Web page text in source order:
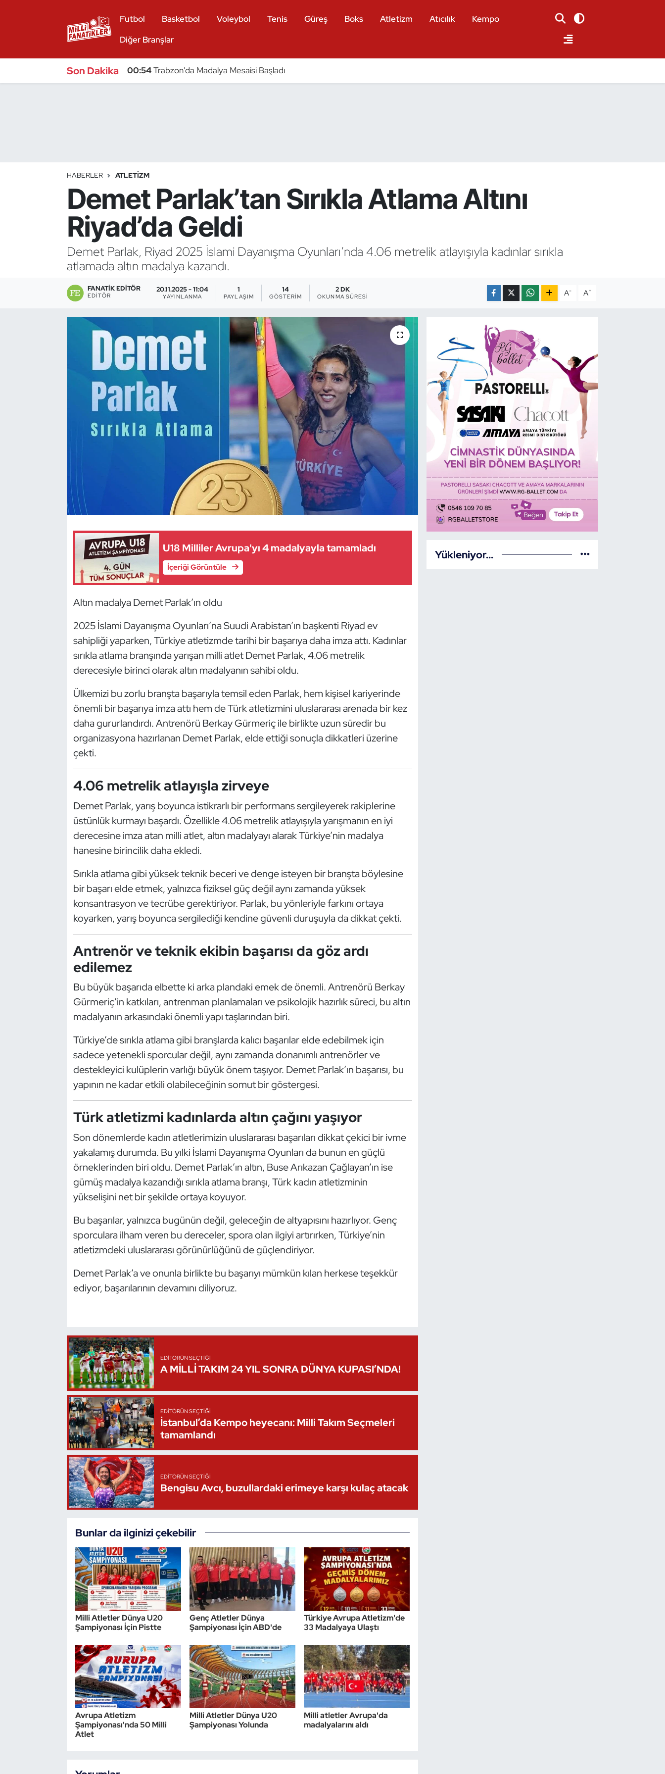
Futbol Basketbol Voleybol Tenis Güreş Boks Atletizm Atıcılık
Kempo
Diğer Branşlar
Son Dakika 00:54Trabzon'da Madalya Mesaisi Başladı
HABERLER ATLETIZM
Demet Parlak’tan Sırıkla Atlama Altını
Riyad’da Geldi
Demet Parlak, Riyad 2025 İslami Dayanışma Oyunları’nda 4.06 metrelik atlayışıyla kadınlar sırıkla
atlamada altın madalya kazandı.
FANATIK EDITÖR
EDITÖR
20.11.2025 - 11:04
YAYINLANMA
1
PAYLAŞIM
14
GÖSTERIM
2 DK
OKUNMA SÜRESI A- A+
U18 Milliler Avrupa'yı 4 madalyayla tamamladı
İçeriği Görüntüle
Altın madalya Demet Parlak’ın oldu
2025 İslami Dayanışma Oyunları’na Suudi Arabistan’ın başkenti Riyad ev
sahipliği yaparken, Türkiye atletizmde tarihi bir başarıya daha imza attı. Kadınlar
sırıkla atlama branşında yarışan milli atlet Demet Parlak, 4.06 metrelik
derecesiyle birinci olarak altın madalyanın sahibi oldu.
Ülkemizi bu zorlu branşta başarıyla temsil eden Parlak, hem kişisel kariyerinde
önemli bir başarıya imza attı hem de Türk atletizmini uluslararası arenada bir kez
daha gururlandırdı. Antrenörü Berkay Gürmeriç ile birlikte uzun süredir bu
organizasyona hazırlanan Demet Parlak, elde ettiği sonuçla dikkatleri üzerine
çekti.
4.06 metrelik atlayışla zirveye
Demet Parlak, yarış boyunca istikrarlı bir performans sergileyerek rakiplerine
üstünlük kurmayı başardı. Özellikle 4.06 metrelik atlayışıyla yarışmanın en iyi
derecesine imza atan milli atlet, altın madalyayı alarak Türkiye’nin madalya
hanesine birincilik daha ekledi.
Sırıkla atlama gibi yüksek teknik beceri ve denge isteyen bir branşta böylesine
bir başarı elde etmek, yalnızca fiziksel güç değil aynı zamanda yüksek
konsantrasyon ve tecrübe gerektiriyor. Parlak, bu yönleriyle farkını ortaya
koyarken, yarış boyunca sergilediği kendine güvenli duruşuyla da dikkat çekti.
Antrenör ve teknik ekibin başarısı da göz ardı
edilemez
Bu büyük başarıda elbette ki arka plandaki emek de önemli. Antrenörü Berkay
Gürmeriç’in katkıları, antrenman planlamaları ve psikolojik hazırlık süreci, bu altın
madalyanın arkasındaki önemli yapı taşlarından biri.
Türkiye’de sırıkla atlama gibi branşlarda kalıcı başarılar elde edebilmek için
sadece yetenekli sporcular değil, aynı zamanda donanımlı antrenörler ve
destekleyici kulüplerin varlığı büyük önem taşıyor. Demet Parlak’ın başarısı, bu
yapının ne kadar etkili olabileceğinin somut bir göstergesi.
Türk atletizmi kadınlarda altın çağını yaşıyor
Son dönemlerde kadın atletlerimizin uluslararası başarıları dikkat çekici bir ivme
yakalamış durumda. Bu yılki İslami Dayanışma Oyunları da bunun en güçlü
örneklerinden biri oldu. Demet Parlak’ın altın, Buse Arıkazan Çağlayan’ın ise
gümüş madalya kazandığı sırıkla atlama branşı, Türk kadın atletizminin
yükselişini net bir şekilde ortaya koyuyor.
Bu başarılar, yalnızca bugünün değil, geleceğin de altyapısını hazırlıyor. Genç
sporculara ilham veren bu dereceler, spora olan ilgiyi artırırken, Türkiye’nin
atletizmdeki uluslararası görünürlüğünü de güçlendiriyor.
Demet Parlak’a ve onunla birlikte bu başarıyı mümkün kılan herkese teşekkür
ediyor, başarılarının devamını diliyoruz.
EDITÖRÜN SEÇTIĞI
A MİLLİ TAKIM 24 YIL SONRA DÜNYA KUPASI’NDA!
EDITÖRÜN SEÇTIĞI
İstanbul’da Kempo heyecanı: Milli Takım Seçmeleri
tamamlandı
EDITÖRÜN SEÇTIĞI
Bengisu Avcı, buzullardaki erimeye karşı kulaç atacak
Bunlar da ilginizi çekebilir
Milli Atletler Dünya U20
Şampiyonası İçin Pistte
Genç Atletler Dünya
Şampiyonası İçin ABD'de
Türkiye Avrupa Atletizm'de
33 Madalyaya Ulaştı
Avrupa Atletizm
Şampiyonası'nda 50 Milli
Atlet
Milli Atletler Dünya U20
Şampiyonası Yolunda
Milli atletler Avrupa'da
madalyalarını aldı
Yükleniyor...
Bocce Bowling Dart
Buz Hokeyi
Dövüş Sanatı
Hava Sporları
İşitme Engelli Sporcular
Kano ve Rafting
Modern Pentatlon
Motor Sporları
Özel Sporcular
Sualtı Sporları
Vücut Geliştirme Fitness
Wushu Kungfu